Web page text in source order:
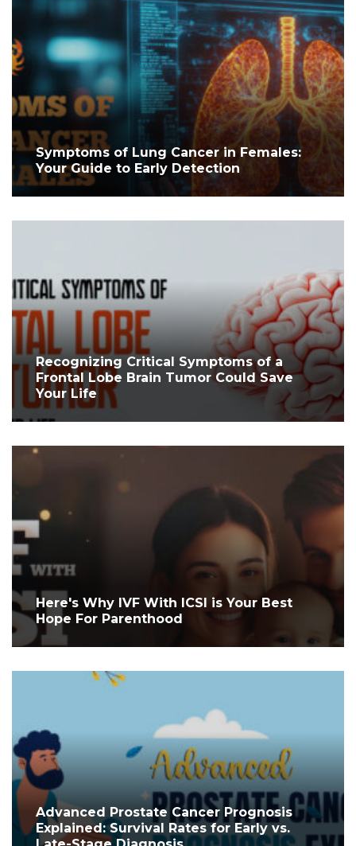
Symptoms of Lung Cancer in Females:
Your Guide to Early Detection
Recognizing Critical Symptoms of a
Frontal Lobe Brain Tumor Could Save
Your Life
Here's Why IVF With ICSI is Your Best
Hope For Parenthood
Advanced Prostate Cancer Prognosis
Explained: Survival Rates for Early vs.